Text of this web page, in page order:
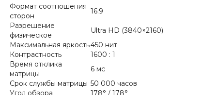
Формат соотношения
сторон
16:9
Разрешение
физическое
Ultra HD (3840×2160)
Максимальная яркость450 нит
Контрастность
1600 : 1
Время отклика
матрицы
6 мс
Срок службы матрицы 50 000 часов
Угол обзора
178° / 178°